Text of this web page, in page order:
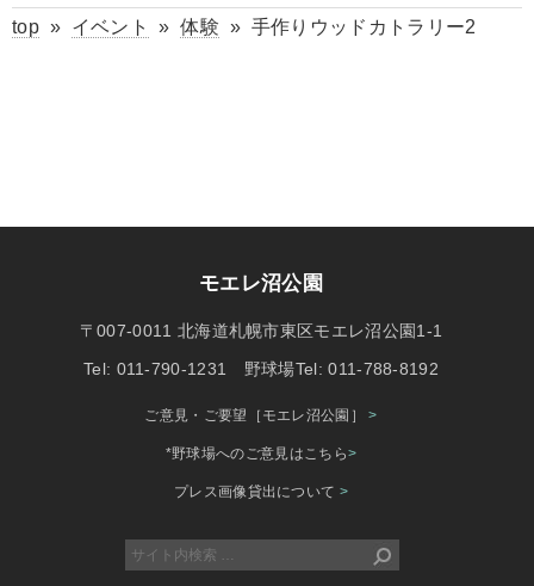
top» イベント »体験 » 手作りウッドカトラリー2
モエレ沼公園
〒007-0011 北海道札幌市東区モエレ沼公園1-1
Tel: 011-790-1231 野球場Tel: 011-788-8192
ご意見・ご要望［モエレ沼公園］>
*野球場へのご意見はこちら>
プレス画像貸出について >